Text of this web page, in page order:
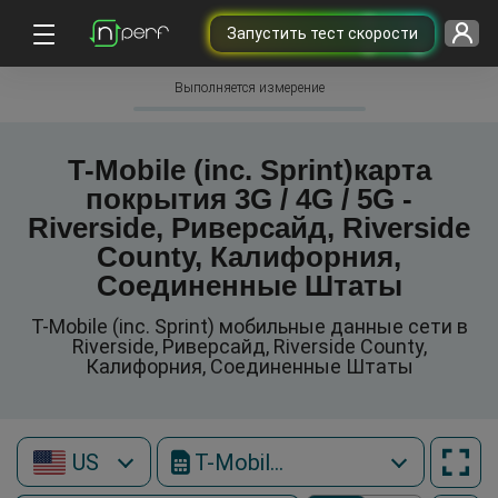
Запустить тест скорости
Выполняется измерение
T-Mobile (inc. Sprint)карта
покрытия 3G / 4G / 5G -
Riverside, Риверсайд, Riverside
County, Калифорния,
Соединенные Штаты
T-Mobile (inc. Sprint) мобильные данные сети в
Riverside, Риверсайд, Riverside County,
Калифорния, Соединенные Штаты
US T-Mobile (inc. Sprint)